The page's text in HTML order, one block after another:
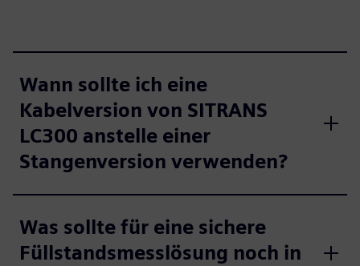
Wann sollte ich eine
Kabelversion von SITRANS
LC300 anstelle einer
Stangenversion verwenden?
Was sollte für eine sichere
Füllstandsmesslösung noch in